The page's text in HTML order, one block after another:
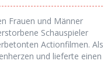
Frauen und Männer
Schauspieler
Actionfilmen. Als
und lieferte einen